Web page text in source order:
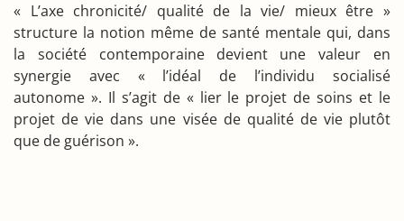
« L’axe chronicité/ qualité de la vie/ mieux être »
structure la notion même de santé mentale qui, dans
la société contemporaine devient une valeur en
synergie avec « l’idéal de l’individu socialisé
autonome ». Il s’agit de « lier le projet de soins et le
projet de vie dans une visée de qualité de vie plutôt
que de guérison ».